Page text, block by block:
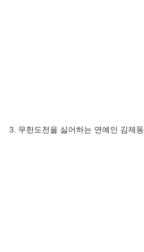
3. 무한도전을 싫어하는 연예인 김제동